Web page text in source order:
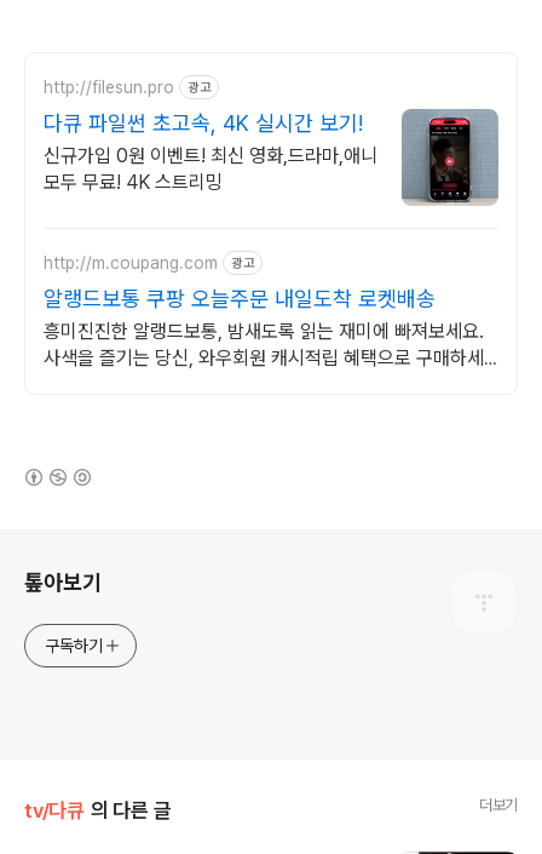
http://filesun.pro 광고
다큐 파일썬 초고속, 4K 실시간 보기!
신규가입 0원 이벤트! 최신 영화,드라마,애니
모두 무료! 4K 스트리밍
http://m.coupang.com 광고
알랭드보통 쿠팡 오늘주문 내일도착 로켓배송
흥미진진한 알랭드보통, 밤새도록 읽는 재미에 빠져보세요.
사색을 즐기는 당신, 와우회원 캐시적립 혜택으로 구매하세
톺아보기
구독하기
tv/다큐 의 다른 글 더보기